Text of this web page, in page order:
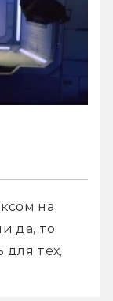
на
да, то
для тех,